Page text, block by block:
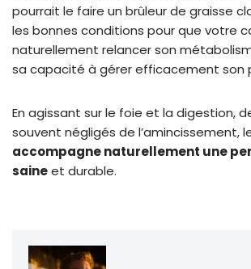
pourrait le faire un brûleur de graisse
les bonnes conditions pour que votre
naturellement relancer son
sa capacité à gérer efficacement son
En agissant sur le foie et la digestion,
souvent négligés de l’amincissement,
accompagne naturellement une
saineet durable.